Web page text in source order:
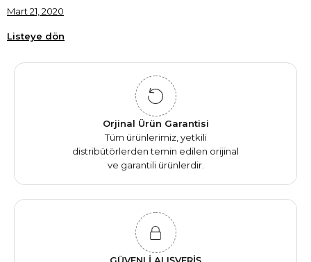
Mart 21, 2020
Listeye dön
Orjinal Ürün Garantisi
Tüm ürünlerimiz, yetkili
distribütörlerden temin edilen orijinal
ve garantili ürünlerdir.